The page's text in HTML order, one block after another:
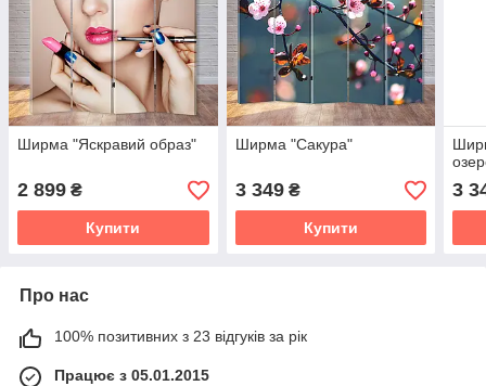
Ширма "Яскравий образ"
2 899 ₴
Купити
Ширма "Сакура"
3 349₴
Купити
3
Про нас
100% позитивних з 23 відгуків за рік
Працює з 05.01.2015